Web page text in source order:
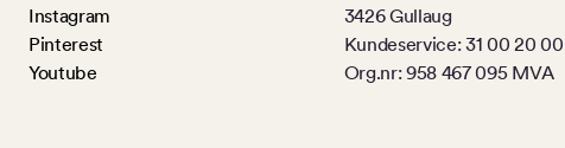
Instagram
Pinterest
Youtube
3426 Gullaug
Kundeservice: 31 00 20 00
Org.nr: 958 467 095 MVA